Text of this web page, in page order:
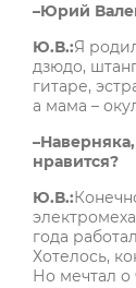
–Юрий
Ю.В.:Я
дзюдо,
гитаре,
а мама –
нравится?
Ю.В.:
года
Хотелось,
Но мечтал о